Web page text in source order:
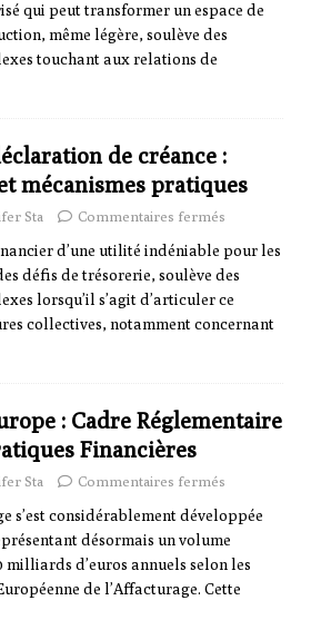
qui peut transformer un espace de
même légère, soulève des
touchant aux relations de
de créance :
mécanismes pratiques
Sta
Commentaires fermés
d’une utilité indéniable pour les
défis de trésorerie, soulève des
lorsqu’il s’agit d’articuler ce
collectives, notamment concernant
: Cadre Réglementaire
Financières
Sta
Commentaires fermés
s’est considérablement développée
désormais un volume
milliards d’euros annuels selon les
de l’Affacturage. Cette